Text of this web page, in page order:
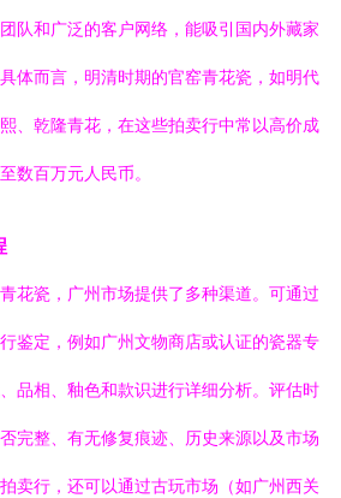
队和广泛的客户网络，能吸引国内外藏家
体而言，明清时期的官窑青花瓷，如明代
、乾隆青花，在这些拍卖行中常以高价成
数百万元人民币。
花瓷，广州市场提供了多种渠道。可通过
鉴定，例如广州文物商店或认证的瓷器专
品相、釉色和款识进行详细分析。评估时
完整、有无修复痕迹、历史来源以及市场
卖行，还可以通过古玩市场（如广州西关